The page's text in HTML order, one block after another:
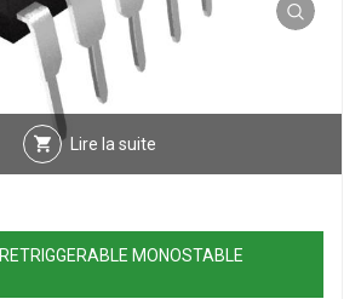
Lire la suite
MONOSTABLE